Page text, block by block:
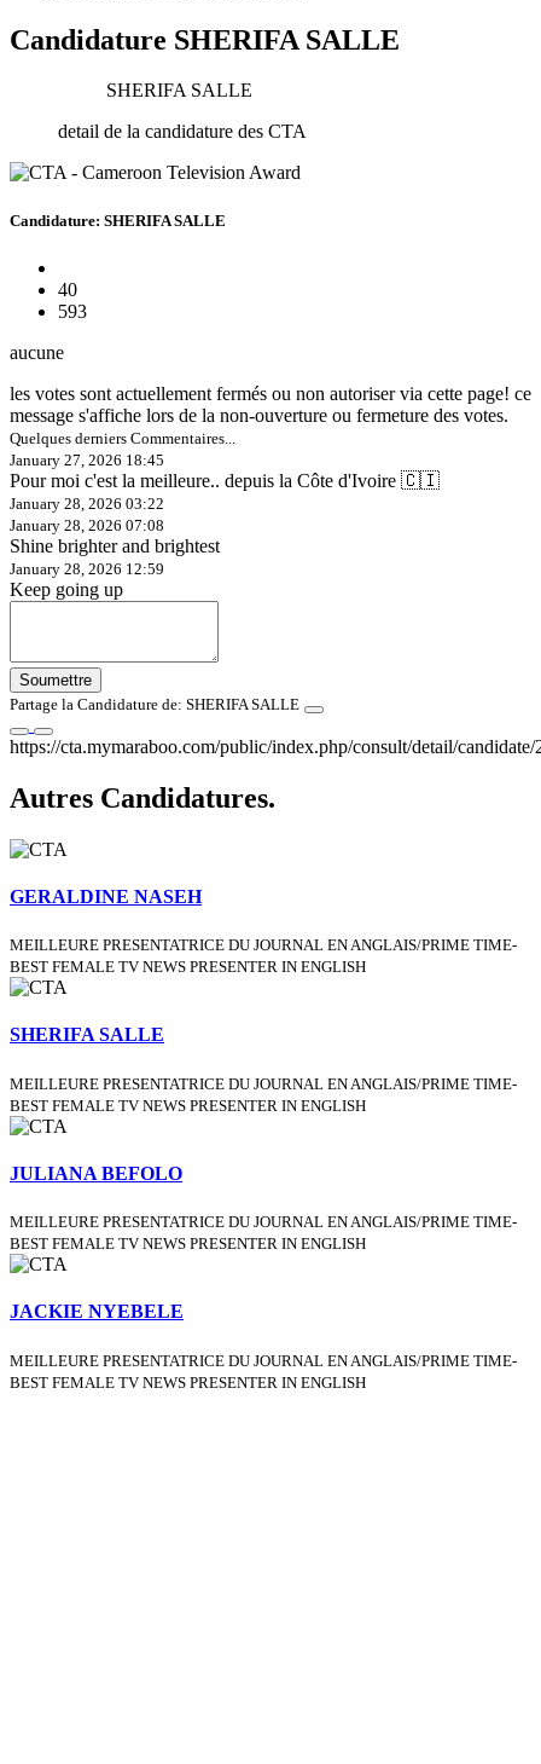
Candidature SHERIFA SALLE
SHERIFA SALLE
detail de la candidature des CTA
Candidature: SHERIFA SALLE
40
593
aucune
les votes sont actuellement fermés ou non autoriser via cette page! ce
message s'affiche lors de la non-ouverture ou fermeture des votes.
Quelques derniers Commentaires...
January 27, 2026 18:45
Pour moi c'est la meilleure.. depuis la Côte d'Ivoire 🇨🇮
January 28, 2026 03:22
January 28, 2026 07:08
Shine brighter and brightest
January 28, 2026 12:59
Keep going up
Soumettre
Partage la Candidature de: SHERIFA SALLE
https://cta.mymaraboo.com/public/index.php/consult/detail/candidate/
Autres Candidatures.
GERALDINE NASEH
MEILLEURE PRESENTATRICE DU JOURNAL EN ANGLAIS/PRIME TIME-
BEST FEMALE TV NEWS PRESENTER IN ENGLISH
SHERIFA SALLE
MEILLEURE PRESENTATRICE DU JOURNAL EN ANGLAIS/PRIME TIME-
BEST FEMALE TV NEWS PRESENTER IN ENGLISH
JULIANA BEFOLO
MEILLEURE PRESENTATRICE DU JOURNAL EN ANGLAIS/PRIME TIME-
BEST FEMALE TV NEWS PRESENTER IN ENGLISH
JACKIE NYEBELE
MEILLEURE PRESENTATRICE DU JOURNAL EN ANGLAIS/PRIME TIME-
BEST FEMALE TV NEWS PRESENTER IN ENGLISH